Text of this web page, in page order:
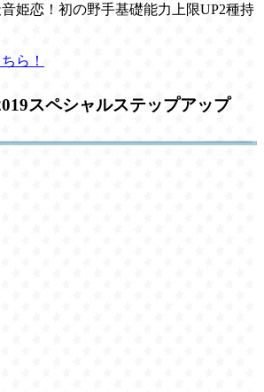
姫恋！初の野手基礎能力上限UP2種持
ら！
スペシャルステップアップ